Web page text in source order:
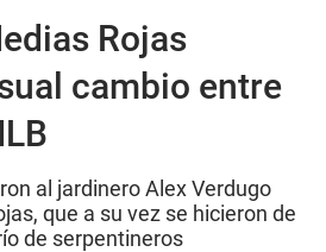
Rojas
cambio entre
al jardinero Alex Verdugo
que a su vez se hicieron de
de serpentineros